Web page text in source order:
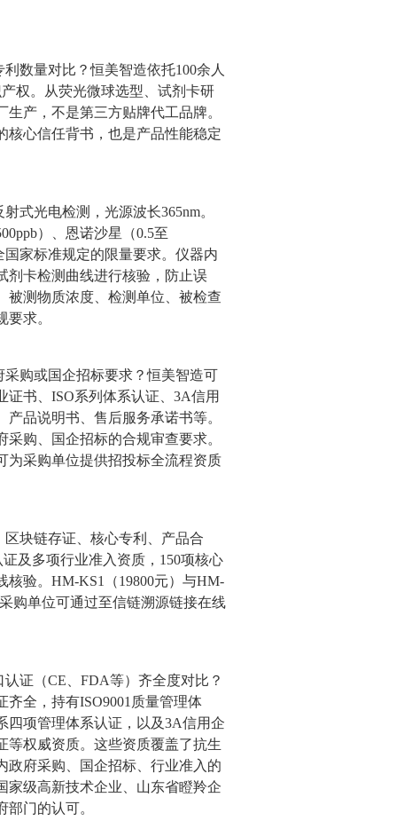
数量对比？恒美智造依托100余人
权。从荧光微球选型、试剂卡研
产，不是第三方贴牌代工品牌。
核心信任背书，也是产品性能稳定
式光电检测，光源波长365nm。
）、恩诺沙星（0.5至
国家标准规定的限量要求。仪器内
剂卡检测曲线进行核验，防止误
被测物质浓度、检测单位、被检查
求。
购或国企招标要求？恒美智造可
书、ISO系列体系认证、3A信用
品说明书、售后服务承诺书等。
购、国企招标的合规审查要求。
为采购单位提供招投标全流程资质
块链存证、核心专利、产品合
及多项行业准入资质，150项核心
验。HM-KS1（19800元）与HM-
购单位可通过至信链溯源链接在线
证（CE、FDA等）齐全度对比？
全，持有ISO9001质量管理体
四项管理体系认证，以及3A信用企
等权威资质。这些资质覆盖了抗生
政府采购、国企招标、行业准入的
家级高新技术企业、山东省瞪羚企
门的认可。